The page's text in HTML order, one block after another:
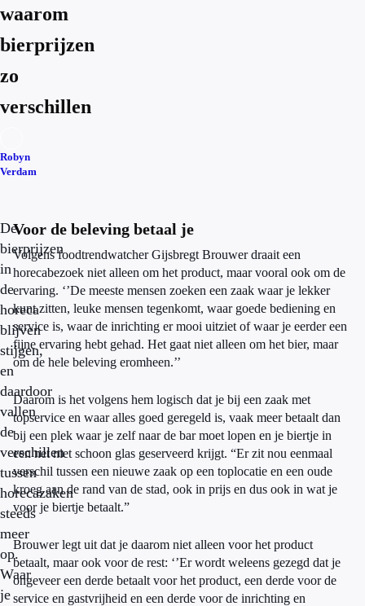
waarom
bierprijzen
zo
verschillen
Robyn
Verdam
De
bierprijzen
in
de
horeca
blijven
stijgen,
en
daardoor
vallen
de
verschillen
tussen
horecazaken
steeds
meer
op.
Waar
je
Voor de beleving betaal je
Volgens foodtrendwatcher Gijsbregt Brouwer draait een
horecabezoek niet alleen om het product, maar vooral ook om de
ervaring. ‘’De meeste mensen zoeken een zaak waar je lekker
kunt zitten, leuke mensen tegenkomt, waar goede bediening en
service is, waar de inrichting er mooi uitziet of waar je eerder een
fijne ervaring hebt gehad. Het gaat niet alleen om het bier, maar
om de hele beleving eromheen.’’
Daarom is het volgens hem logisch dat je bij een zaak met
topservice en waar alles goed geregeld is, vaak meer betaalt dan
bij een plek waar je zelf naar de bar moet lopen en je biertje in
een net niet schoon glas geserveerd krijgt. “Er zit nou eenmaal
verschil tussen een nieuwe zaak op een toplocatie en een oude
kroeg aan de rand van de stad, ook in prijs en dus ook in wat je
voor je biertje betaalt.”
Brouwer legt uit dat je daarom niet alleen voor het product
betaalt, maar ook voor de rest: ‘’Er wordt weleens gezegd dat je
ongeveer een derde betaalt voor het product, een derde voor de
service en gastvrijheid en een derde voor de inrichting en